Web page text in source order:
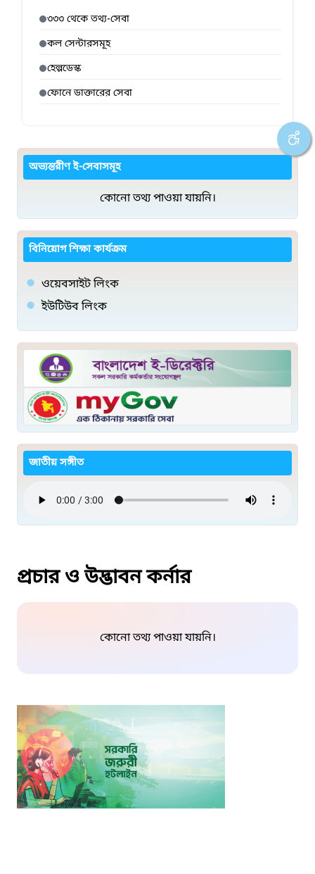
৩৩৩ থেকে তথ্য-সেবা
কল সেন্টারসমূহ
হেল্পডেস্ক
ফোনে ডাক্তারের সেবা
অভ্যন্তরীণ ই-সেবাসমূহ
কোনো তথ্য পাওয়া যায়নি।
বিনিয়োগ শিক্ষা কার্যক্রম
ওয়েবসাইট লিংক
ইউটিউব লিংক
জাতীয় সঙ্গীত
প্রচার ও উদ্ভাবন কর্নার
কোনো তথ্য পাওয়া যায়নি।